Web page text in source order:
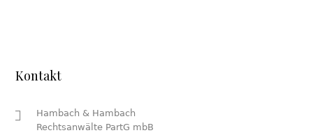
Kontakt
Hambach & Hambach
Rechtsanwälte PartG mbB